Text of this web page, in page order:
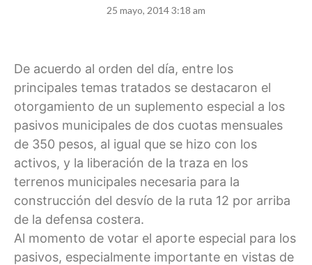
25 mayo, 2014 3:18 am
De acuerdo al orden del día, entre los
principales temas tratados se destacaron el
otorgamiento de un suplemento especial a los
pasivos municipales de dos cuotas mensuales
de 350 pesos, al igual que se hizo con los
activos, y la liberación de la traza en los
terrenos municipales necesaria para la
construcción del desvío de la ruta 12 por arriba
de la defensa costera.
Al momento de votar el aporte especial para los
pasivos, especialmente importante en vistas de